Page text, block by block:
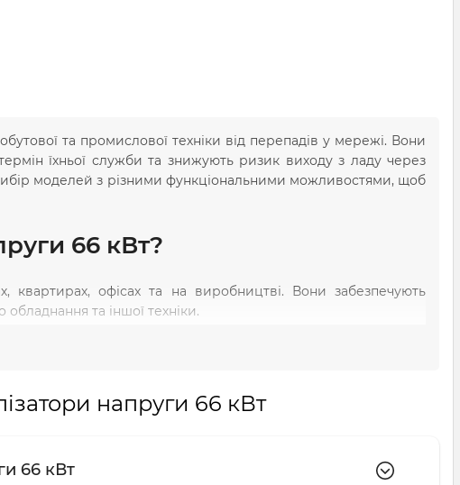
та промислової техніки від перепадів у мережі. Вони
їхньої служби та знижують ризик виходу з ладу через
моделей з різними функціональними можливостями, щоб
66 кВт?
квартирах, офісах та на виробництві. Вони забезпечують
та іншої техніки.
фазність.
напруги 66 кВт
66 кВт